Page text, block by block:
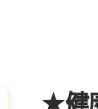
★健